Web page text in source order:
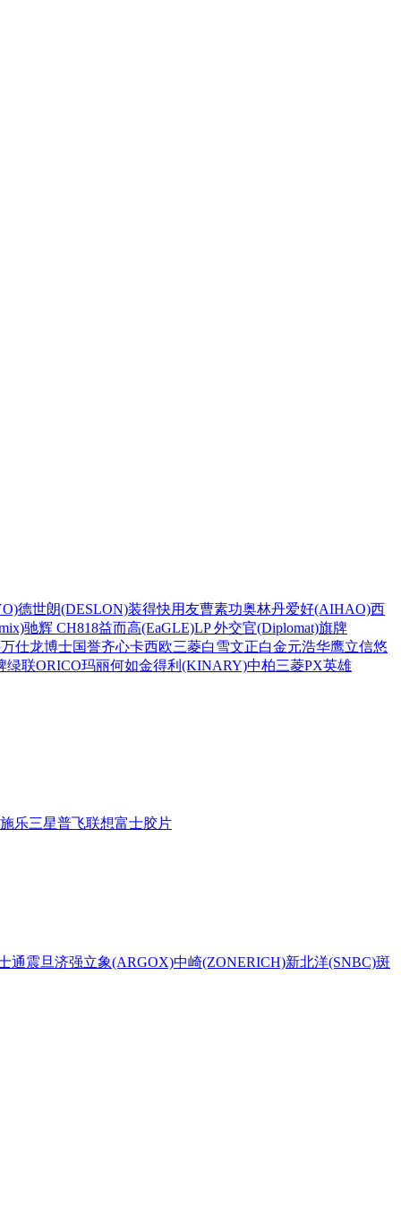
德世朗(DESLON)装得快用友曹素功奥林丹爱好(AIHAO)西
驰辉 CH818益而高(EaGLE)LP 外交官(Diplomat)旗牌
万仕龙博士国誉齐心卡西欧三菱白雪文正白金元浩华鹰立信悠
绿联ORICO玛丽何如金得利(KINARY)中柏三菱PX英雄
乐三星普飞联想富士胶片
通震旦济强立象(ARGOX)中崎(ZONERICH)新北洋(SNBC)斑